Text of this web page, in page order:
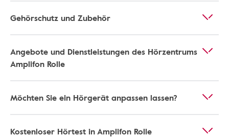
Gehörschutz und Zubehör
Angebote und Dienstleistungen des Hörzentrums
Amplifon Rolle
Möchten Sie ein Hörgerät anpassen lassen?
Kostenloser Hörtest in Amplifon Rolle